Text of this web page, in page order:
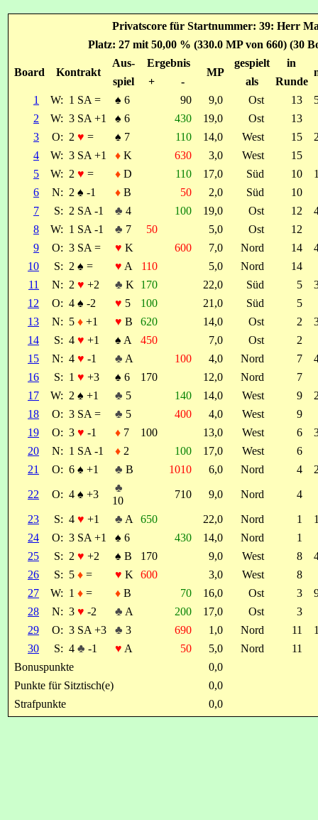
Privatscore für Startnummer: 39: Herr
Platz: 27 mit 50,00 % (330.0 MP von 660) (30
Board Kontrakt
Aus- Ergebnis
MP
gespielt in
spiel + - als
Runde
1
W: 1 SA = ♠ 6 90 9,0 Ost 13
2
W: 3 SA +1 ♠ 6 430 19,0 Ost
13
3
O: 2 ♥ = ♠ 7 110 14,0 West 15
4
W: 3 SA +1 ♦ K 630 3,0 West
15
5
W: 2 ♥ = ♦ D 110 17,0 Süd 10
6
N: 2 ♠ -1 ♦ B 50 2,0 Süd
10
7
S: 2 SA -1 ♣ 4 100 19,0 Ost 12
8
W: 1 SA -1 ♣ 7 50 5,0 Ost
12
9
O: 3 SA = ♥ K 600 7,0 Nord 14
10
S: 2 ♠ = ♥ A 110 5,0 Nord
14
11
N: 2 ♥ +2 ♣ K 170 22,0 Süd 5
12
O: 4 ♠ -2 ♥ 5 100 21,0 Süd
5
13
N: 5 ♦ +1 ♥ B 620 14,0 Ost 2
14
S: 4 ♥ +1 ♠ A 450 7,0 Ost
2
15
N: 4 ♥ -1 ♣ A 100 4,0 Nord 7
16
S: 1 ♥ +3 ♠ 6 170 12,0 Nord
7
17
W: 2 ♠ +1 ♣ 5 140 14,0 West 9
18
O: 3 SA = ♣ 5 400 4,0 West
9
19
O: 3 ♥ -1 ♦ 7 100 13,0 West 6
20
N: 1 SA -1 ♦ 2 100 17,0 West
6
21
O: 6 ♠ +1 ♣ B 1010 6,0 Nord 4
22 O: 4 ♠ +3
♣
10
710 9,0 Nord 4
23 S: 4 ♥ +1 ♣ A 650 22,0 Nord 1
24
O: 3 SA +1 ♠ 6 430 14,0 Nord
1
25
S: 2 ♥ +2 ♠ B 170 9,0 West 8
26
S: 5 ♦ = ♥ K 600 3,0 West
8
27
W: 1 ♦ = ♦ B 70 16,0 Ost 3
28
N: 3 ♥ -2 ♣ A 200 17,0 Ost
3
29
O: 3 SA +3 ♣ 3 690 1,0 Nord 11
30
S: 4 ♣ -1 ♥ A 50 5,0 Nord
11
Bonuspunkte
0,0
Punkte für Sitztisch(e)
0,0
Strafpunkte
0,0